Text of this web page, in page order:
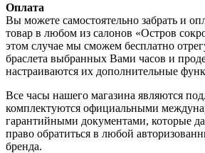
Оплата
Вы можете самостоятельно забрать и
товар в любом из салонов «Остров
этом случае мы сможем бесплатно
браслета выбранных Вами часов и
настраиваются их дополнительные
Все часы нашего магазина являются
комплектуются официальными
гарантийными документами, которые
право обратиться в любой
бренда.